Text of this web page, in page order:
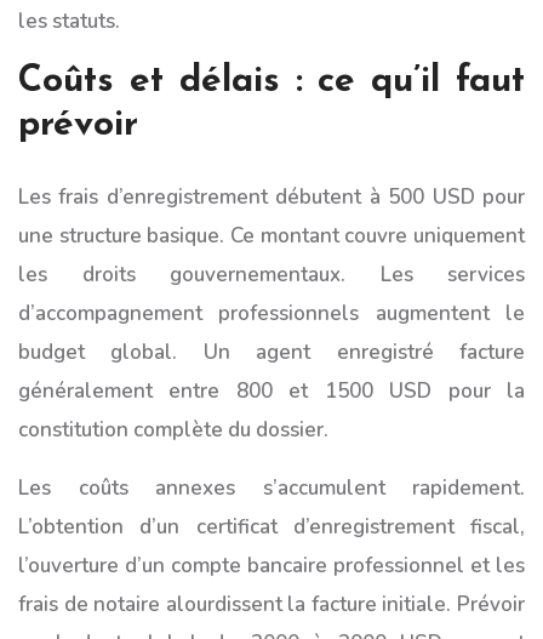
les statuts.
Coûts et délais : ce qu’il faut
prévoir
Les frais d’enregistrement débutent à 500 USD pour
une structure basique. Ce montant couvre uniquement
les droits gouvernementaux. Les services
d’accompagnement professionnels augmentent le
budget global. Un agent enregistré facture
généralement entre 800 et 1500 USD pour la
constitution complète du dossier.
Les coûts annexes s’accumulent rapidement.
L’obtention d’un certificat d’enregistrement fiscal,
l’ouverture d’un compte bancaire professionnel et les
frais de notaire alourdissent la facture initiale. Prévoir